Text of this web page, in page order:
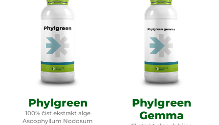
Phylgreen
100% čist ekstrakt alge
Ascophyllum Nodosum
Phylgreen
Gemma